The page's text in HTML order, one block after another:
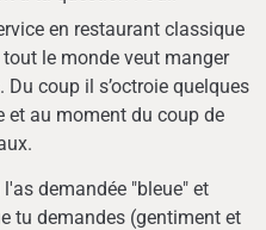
en restaurant classique
le monde veut manger
Du coup il s’octroie quelques
et au moment du coup de
demandée "bleue" et
tu demandes (gentiment et